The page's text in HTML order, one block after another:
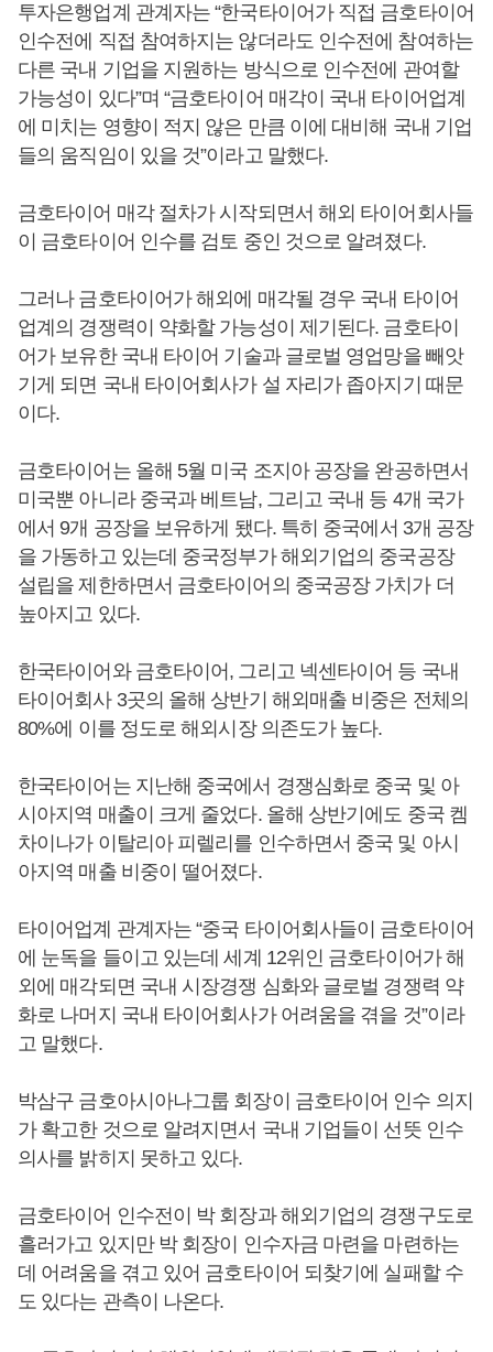
투자은행업계 관계자는 “한국타이어가 직접 금호타이어
인수전에 직접 참여하지는 않더라도 인수전에 참여하는
다른 국내 기업을 지원하는 방식으로 인수전에 관여할
가능성이 있다”며 “금호타이어 매각이 국내 타이어업계
에 미치는 영향이 적지 않은 만큼 이에 대비해 국내 기업
들의 움직임이 있을 것”이라고 말했다.
금호타이어 매각 절차가 시작되면서 해외 타이어회사들
이 금호타이어 인수를 검토 중인 것으로 알려졌다.
그러나 금호타이어가 해외에 매각될 경우 국내 타이어
업계의 경쟁력이 약화할 가능성이 제기된다. 금호타이
어가 보유한 국내 타이어 기술과 글로벌 영업망을 빼앗
기게 되면 국내 타이어회사가 설 자리가 좁아지기 때문
이다.
금호타이어는 올해 5월 미국 조지아 공장을 완공하면서
미국뿐 아니라 중국과 베트남, 그리고 국내 등 4개 국가
에서 9개 공장을 보유하게 됐다. 특히 중국에서 3개 공장
을 가동하고 있는데 중국정부가 해외기업의 중국공장
설립을 제한하면서 금호타이어의 중국공장 가치가 더
높아지고 있다.
한국타이어와 금호타이어, 그리고 넥센타이어 등 국내
타이어회사 3곳의 올해 상반기 해외매출 비중은 전체의
80%에 이를 정도로 해외시장 의존도가 높다.
한국타이어는 지난해 중국에서 경쟁심화로 중국 및 아
시아지역 매출이 크게 줄었다. 올해 상반기에도 중국 켐
차이나가 이탈리아 피렐리를 인수하면서 중국 및 아시
아지역 매출 비중이 떨어졌다.
타이어업계 관계자는 “중국 타이어회사들이 금호타이어
에 눈독을 들이고 있는데 세계 12위인 금호타이어가 해
외에 매각되면 국내 시장경쟁 심화와 글로벌 경쟁력 약
화로 나머지 국내 타이어회사가 어려움을 겪을 것”이라
고 말했다.
박삼구 금호아시아나그룹 회장이 금호타이어 인수 의지
가 확고한 것으로 알려지면서 국내 기업들이 선뜻 인수
의사를 밝히지 못하고 있다.
금호타이어 인수전이 박 회장과 해외기업의 경쟁구도로
흘러가고 있지만 박 회장이 인수자금 마련을 마련하는
데 어려움을 겪고 있어 금호타이어 되찾기에 실패할 수
도 있다는 관측이 나온다.